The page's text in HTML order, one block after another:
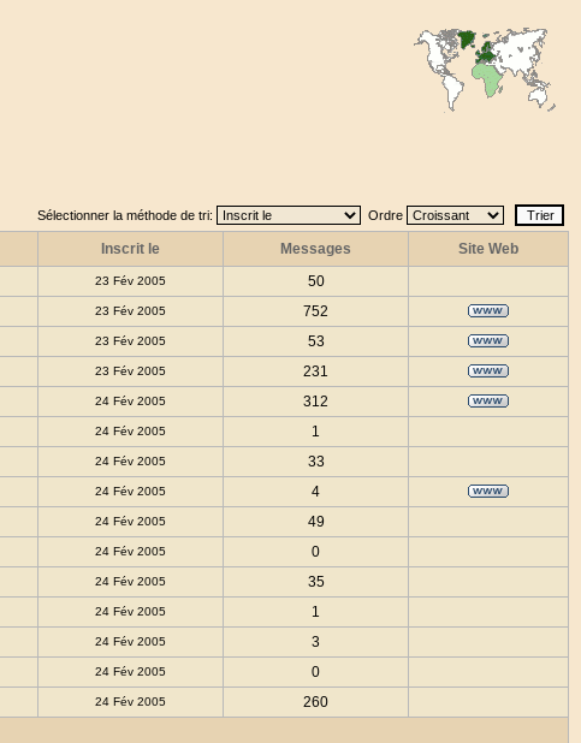
Sélectionner la méthode de tri: Ordre
Inscrit le Messages
Site Web
23 Fév 2005
50
23 Fév 2005
752
23 Fév 2005
53
23 Fév 2005
231
24 Fév 2005
312
24 Fév 2005
1
24 Fév 2005
33
24 Fév 2005
4
24 Fév 2005
49
24 Fév 2005
0
24 Fév 2005
35
24 Fév 2005
1
24 Fév 2005
3
24 Fév 2005
0
24 Fév 2005 260